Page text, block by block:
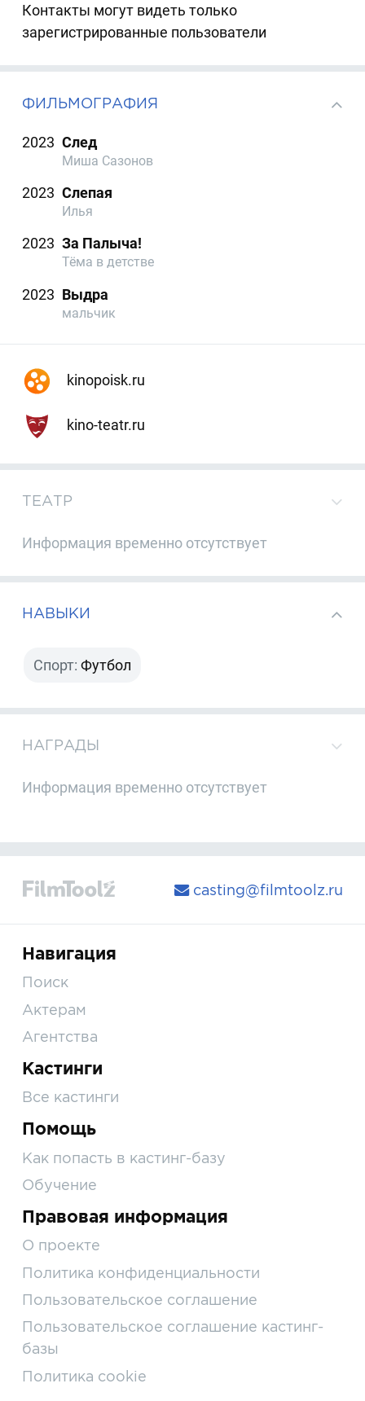
Контакты могут видеть только
зарегистрированные пользователи
ФИЛЬМОГРАФИЯ
2023 След
Миша Сазонов
2023 Слепая
Илья
2023 За Палыча!
Тёма в детстве
2023 Выдра
мальчик
kinopoisk.ru
kino-teatr.ru
ТЕАТР
Информация временно отсутствует
НАВЫКИ
Спорт: Футбол
НАГРАДЫ
Информация временно отсутствует
casting@filmtoolz.ru
Навигация
Поиск
Актерам
Агентства
Кастинги
Все кастинги
Помощь
Как попасть в кастинг-базу
Обучение
Правовая информация
О проекте
Политика конфиденциальности
Пользовательское соглашение
Пользовательское соглашение кастинг-
базы
Политика cookie